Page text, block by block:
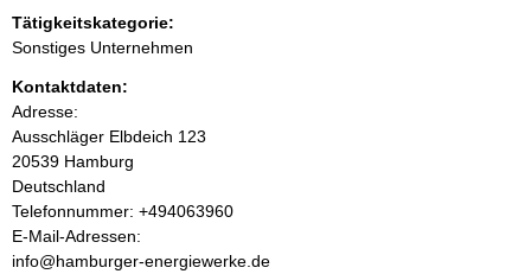
n
i
n
h
a
Tätigkeitskategorie:
Sonstiges Unternehmen
Kontaktdaten:
Adresse:
Ausschläger Elbdeich 123
20539 Hamburg
Deutschland
K
o
n
Telefonnummer: +494063960
E-Mail-Adressen:
info@hamburger-energiewerke.de